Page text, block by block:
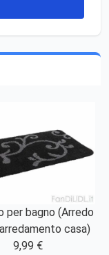
per bagno (Arredo
casa)
9,99 €